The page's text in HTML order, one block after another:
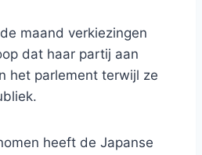
maand verkiezingen
dat haar partij aan
het parlement terwijl ze
heeft de Japanse